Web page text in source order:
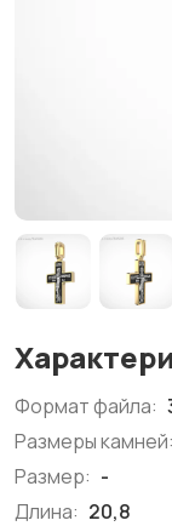
Формат файла:
Размеры камней:
Размер: -
Длина: 20,8